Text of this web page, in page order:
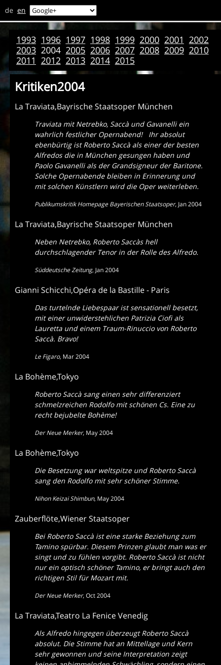
de en
Kritiken2004
La Traviata,Bayrische Staatsoper München
Traviata mit Netrebko, Saccà und Gavanelli ein
wahrlich festlicher Opernabend! Ihr absolut
ebenbürtig ist Roberto Saccà als einer der besten
Alfredos die in München gesungen haben und
Paolo Gavanelli als der Grandsigneur der Baritone.
Solche Opernabende bleiben in Erinnerung und
mit solchen Künstlern wird die Oper weiterleben.
Publikumskritik Homepage Bayerischen Staatsoper, Jan 2004
La Traviata,Bayrische Staatsoper München
Neben Netrebko, Roberto Saccàs hell
durchschlagender Tenor in der Rolle des Alfredo.
Süddeutsche Zeitung, Jan 2004
Gianni Schicchi,Opéra de la Bastille - Paris
Das turtelnde Liebespaar ist sensationell besetzt,
mit einer unwiderstehlichen Patrizia Ciofi als
Lauretta und einem Traum-Rinuccio von Roberto
Saccà. Bravo!
Le Figaro, Mar 2004
La Bohème,Tokyo
Roberto Saccà sang einen sehr differenziert
schmelzreichen Rodolfo mit schönen Cs. Eine zu
recht bejubelte Bohème!
Der Neue Merker, May 2004
La Bohème,Tokyo
Die Besetzung war weltspitze und Roberto Saccà
sang den Rodolfo mit sehr schöner Stimme.
Nihon Keizai Shimbun, May 2004
Zauberflöte,Wiener Staatsoper
Bei Roberto Saccà ist eine starke Beziehung zum
Tamino spürbar. Diesem Prinzen glaubt man was er
singt und zu fühlen vorgibt. Roberto Saccà ist nicht
nur ein optisch schöner Tamino, er bringt auch den
richtigen Stil für Mozart mit.
Der Neue Merker, Oct 2004
La Traviata,Teatro La Fenice Venedig
Als Alfredo hingegen überzeugt Roberto Saccà
absolut. Die Stimme hat an Mittellage und Kern
sehr gewonnen und seine Interpretation zeigt
1993 1996 1997 1998 1999 2000 2001 2002
2003 2004 2005 2006 2007 2008 2009 2010
2011 2012 2013 2014 2015